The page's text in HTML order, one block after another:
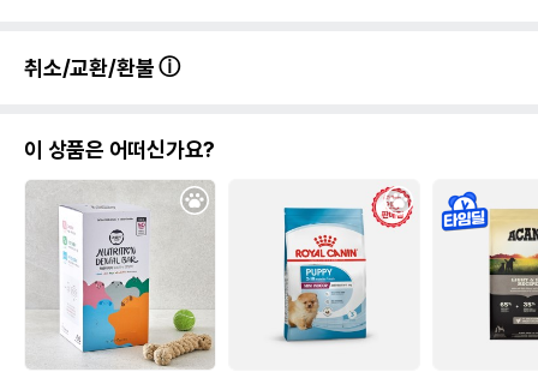
취소/교환/환불
이 상품은 어떠신가요?